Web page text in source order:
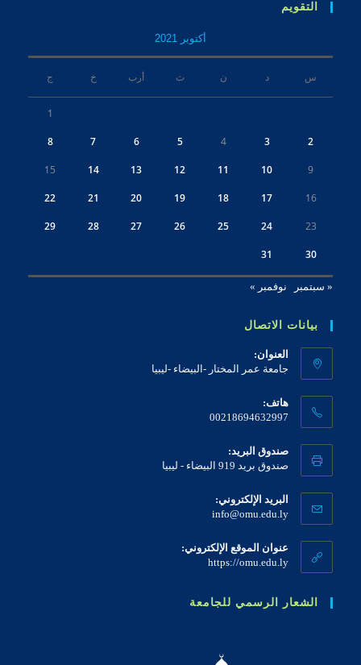
التقويم
أكتوبر 2021
س د ن ث أرب خ ج
1
2
3
4
5
6
7
8
9
10
11
12
13
14
15
16
17
18
19
20
21
22
23
24
25
26
27
28
29
30
31
« سبتمبر نوفمبر »
بيانات الاتصال
العنوان:
جامعة عمر المختار -البيضاء -ليبيا
هاتف:
00218694632997
صندوق البريد:
صندوق بريد 919 البيضاء - ليبيا
البريد الإلكتروني:
info@omu.edu.ly
Opens
your
application
عنوان الموقع الإلكتروني:
https://omu.edu.ly
الشعار الرسمي للجامعة